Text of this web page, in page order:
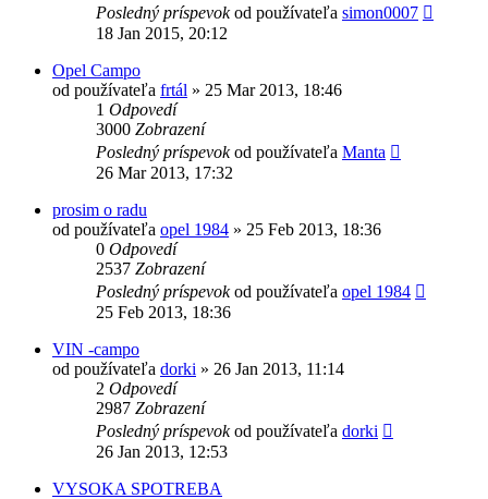
Posledný príspevokod používateľa simon0007
18 Jan 2015, 20:12
Opel Campo
od používateľa frtál » 25 Mar 2013, 18:46
1 Odpovedí
3000 Zobrazení
Posledný príspevokod používateľa Manta
26 Mar 2013, 17:32
prosim o radu
od používateľa opel 1984 » 25 Feb 2013, 18:36
0 Odpovedí
2537 Zobrazení
Posledný príspevokod používateľa opel 1984
25 Feb 2013, 18:36
VIN -campo
od používateľa dorki » 26 Jan 2013, 11:14
2 Odpovedí
2987 Zobrazení
Posledný príspevokod používateľa dorki
26 Jan 2013, 12:53
VYSOKA SPOTREBA